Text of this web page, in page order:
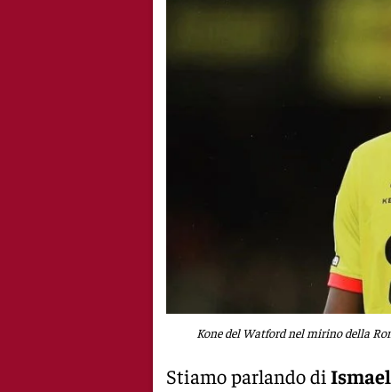
Kone del Watford nel mirino della
Stiamo parlando di